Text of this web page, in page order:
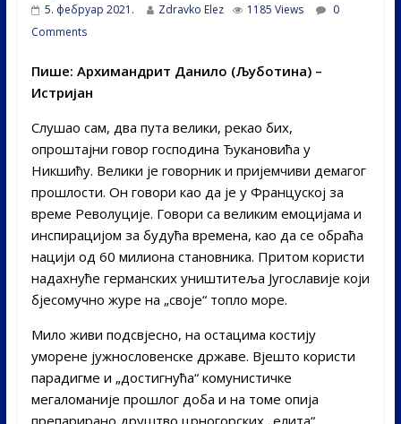
5. фебруар 2021. Zdravko Elez 1185 Views
0
Comments
Пише: Архимандрит Данило (Љуботина) –
Истријан
Слушао сам, два пута велики, рекао бих,
опроштајни говор господина Ђукановића у
Никшићу. Велики је говорник и пријемчиви демагог
прошлости. Он говори као да је у Француској за
време Револуције. Говори са великим емоцијама и
инспирацијом за будућа времена, као да се обраћа
нацији од 60 милиона становника. Притом користи
надахнуће германских уништитеља Југославије који
бјесомучно журе на „своје“ топло море.
Мило живи подсвјесно, на остацима костију
уморене јужнословенске државе. Вјешто користи
парадигме и „достигнућа“ комунистичке
мегаломаније прошлог доба и на томе опија
препарирано друштво црногорских „елита“